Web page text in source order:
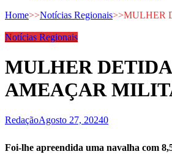
Home>>Notícias Regionais>>MULHER
Notícias Regionais
MULHER
AMEAÇAR
RedaçãoAgosto 27, 20240
Foi-lhe apreendida uma navalha com